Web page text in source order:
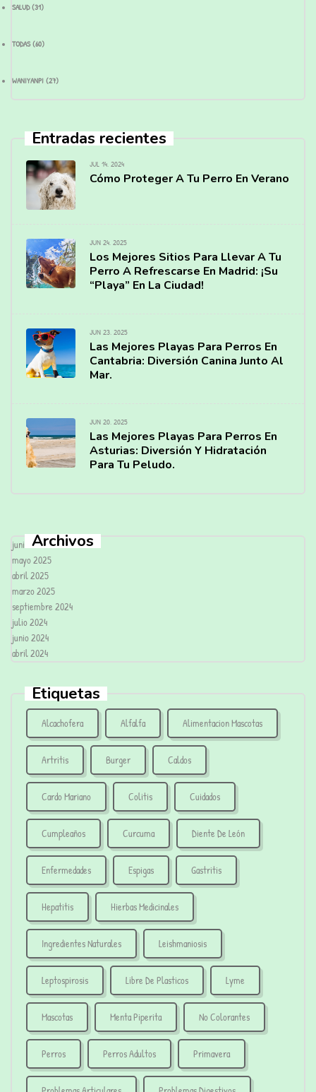
SALUD(31)
TODAS(60)
WANIYANPI (27)
Entradas recientes
JUL 14, 2024
Cómo Proteger A Tu Perro En Verano
JUN 24, 2025
Los Mejores Sitios Para Llevar A Tu
Perro A Refrescarse En Madrid: ¡Su
“Playa” En La Ciudad!
JUN 23, 2025
Las Mejores Playas Para Perros En
Cantabria: Diversión Canina Junto Al
Mar.
JUN 20, 2025
Las Mejores Playas Para Perros En
Asturias: Diversión Y Hidratación
Para Tu Peludo.
Archivos
junio 2025
mayo 2025
abril 2025
marzo 2025
septiembre 2024
julio 2024
junio 2024
abril 2024
Etiquetas
Alcachofera Alfalfa Alimentacion Mascotas
Artritis Burger Caldos
Cardo Mariano Colitis Cuidados
Cumpleaños Curcuma Diente De León
Enfermedades Espigas Gastritis
Hepatitis Hierbas Medicinales
Ingredientes Naturales Leishmaniosis
Leptospirosis Libre De Plasticos Lyme
Mascotas Menta Piperita No Colorantes
Perros Perros Adultos Primavera